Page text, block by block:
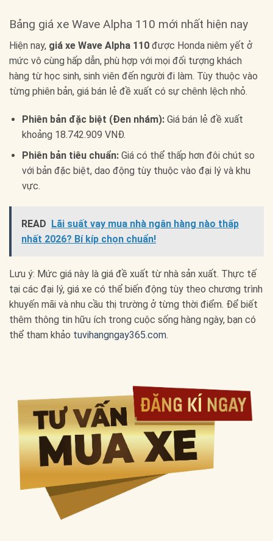
Bảng giá xe Wave Alpha 110 mới nhất hiện nay
Hiện nay, giá xe Wave Alpha 110 được Honda niêm yết ở
mức vô cùng hấp dẫn, phù hợp với mọi đối tượng khách
hàng từ học sinh, sinh viên đến người đi làm. Tùy thuộc vào
từng phiên bản, giá bán lẻ đề xuất có sự chênh lệch nhỏ.
Phiên bản đặc biệt (Đen nhám):Giá bán lẻ đề xuất
khoảng 18.742.909 VNĐ.
Phiên bản tiêu chuẩn:Giá có thể thấp hơn đôi chút so
với bản đặc biệt, dao động tùy thuộc vào đại lý và khu
vực.
READ
Lãi suất vay mua nhà ngân hàng nào thấp
nhất 2026? Bí kíp chọn chuẩn!
Lưu ý: Mức giá này là giá đề xuất từ nhà sản xuất. Thực tế
tại các đại lý, giá xe có thể biến động tùy theo chương trình
khuyến mãi và nhu cầu thị trường ở từng thời điểm. Để biết
thêm thông tin hữu ích trong cuộc sống hàng ngày, bạn có
thể tham khảo tuvihangngay365.com.